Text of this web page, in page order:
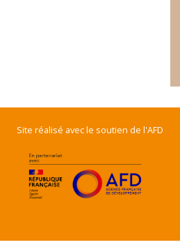
Site réalisé avec le soutien de l'AFD